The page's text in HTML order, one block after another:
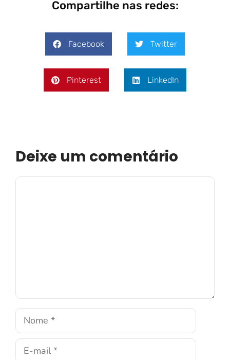
Compartilhe nas redes:
Facebook Twitter
Pinterest LinkedIn
Deixe um comentário